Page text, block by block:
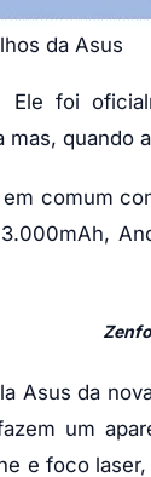
da Asus
foi
quando
comum
Asus da
um
e foco